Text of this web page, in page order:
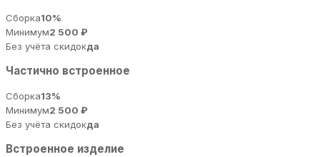
Сборка10%
Минимум2 500 ₽
Без учёта скидокда
Частично встроенное
Сборка13%
Минимум2 500 ₽
Без учёта скидокда
Встроенное изделие